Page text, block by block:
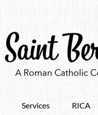
Services RICA